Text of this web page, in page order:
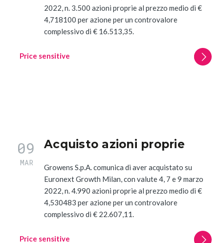
Price sensitive
2022, n. 3.500 azioni proprie al prezzo medio di €
4,718100 per azione per un controvalore
complessivo di € 16.513,35.
Price sensitive
09
MAR
Acquisto azioni proprie
Growens S.p.A. comunica di aver acquistato su
Euronext Growth Milan, con valute 4, 7 e 9 marzo
2022, n. 4.990 azioni proprie al prezzo medio di €
4,530483 per azione per un controvalore
complessivo di € 22.607,11.